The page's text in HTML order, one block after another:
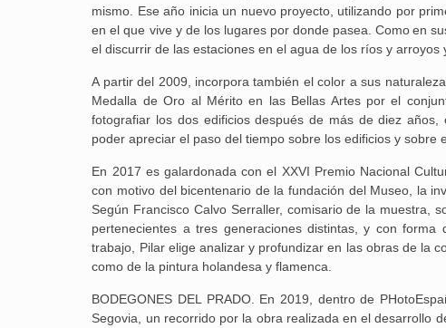
mismo. Ese año inicia un nuevo proyecto, utilizando por
en el que vive y de los lugares por donde pasea. Como en
el discurrir de las estaciones en el agua de los ríos y arroyos
A partir del 2009, incorpora también el color a sus
Medalla de Oro al Mérito en las Bellas Artes por el
fotografiar los dos edificios después de más de diez
poder apreciar el paso del tiempo sobre los edificios y
En 2017 es galardonada con el XXVI Premio Nacional
con motivo del bicentenario de la fundación del Museo, la
Según Francisco Calvo Serraller, comisario de la muestra,
pertenecientes a tres generaciones distintas, y con
trabajo, Pilar elige analizar y profundizar en las obras de la
como de la pintura holandesa y flamenca.
BODEGONES DEL PRADO. En 2019, dentro de
Segovia, un recorrido por la obra realizada en el desarrollo